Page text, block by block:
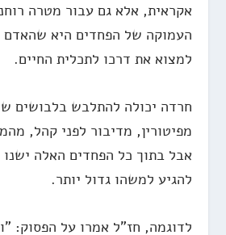
אקראית, אלא גם עבור מטרה
העמוקה של הפחדים היא שהאדם
למצוא את דרכו לתכלית החיים.
חרדה יכולה להתלבש בלבושים
מפיטורין, מדיבור לפני קהל,
אבל בתוך כל הפחדים האלה ישנו
להגיע למשהו גדול יותר.
לדוגמה, חז"ל אמרו על הפסוק: